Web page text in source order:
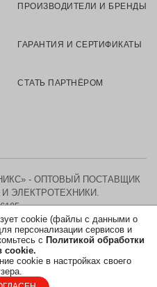
cookie (файлы с данными о
персонализации сервисов и
с Политикой обработки
cookie.
cookie в настройках своего
ПРОИЗВОДИТЕЛИ И БРЕНДЫ
ГАРАНТИЯ И СЕРТИФИКАТЫ
СТАТЬ ПАРТНЁРОМ
- ОПТОВЫЙ ПОСТАВЩИК
ЭЛЕКТРОТЕХНИКИ.
САЙТА
ДАННЫХ